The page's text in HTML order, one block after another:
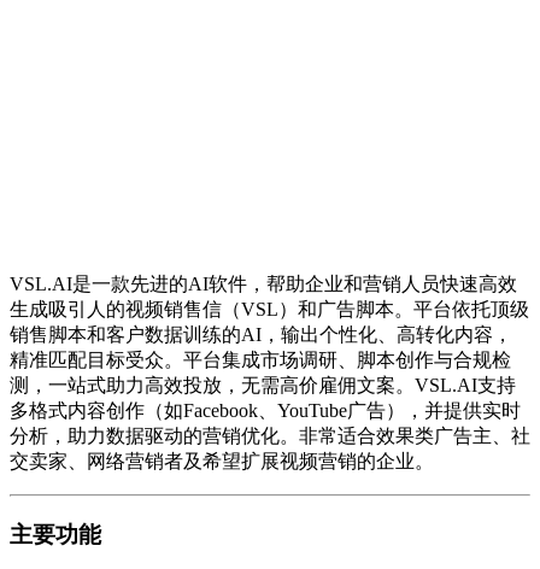
VSL.AI是一款先进的AI软件，帮助企业和营销人员快速高效
生成吸引人的视频销售信（VSL）和广告脚本。平台依托顶级
销售脚本和客户数据训练的AI，输出个性化、高转化内容，
精准匹配目标受众。平台集成市场调研、脚本创作与合规检
测，一站式助力高效投放，无需高价雇佣文案。VSL.AI支持
多格式内容创作（如Facebook、YouTube广告），并提供实时
分析，助力数据驱动的营销优化。非常适合效果类广告主、社
交卖家、网络营销者及希望扩展视频营销的企业。
主要功能